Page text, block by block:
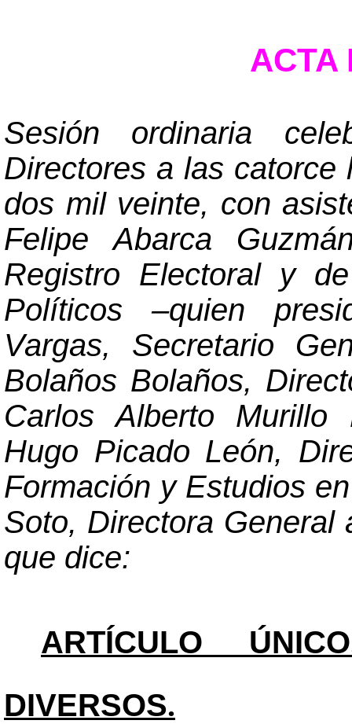
ACTA
Sesión ordinaria
Directores a las
dos mil veinte, con
Felipe Abarca
Registro Electoral y
Políticos–quien
Vargas, Secretario
Bolaños Bolaños,
Carlos Alberto Murillo
Hugo Picado León,
Formación y Estudios
Soto, Directora General
que dice:
ARTÍCULO ÚNICO
DIVERSOS.